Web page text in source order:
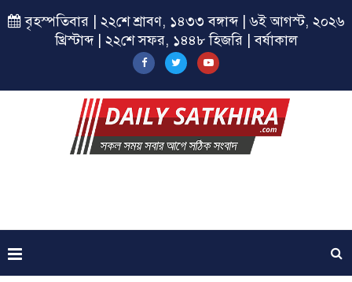
বৃহস্পতিবার | ২২শে শ্রাবণ, ১৪৩৩ বঙ্গাব্দ | ৬ই আগস্ট, ২০২৬
খ্রিস্টাব্দ | ২২শে সফর, ১৪৪৮ হিজরি | বর্ষাকাল